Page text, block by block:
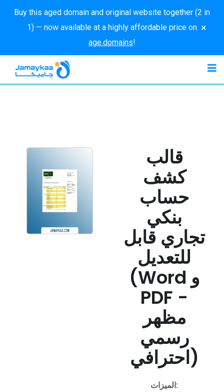
Buy this aged domain and original website together (2 in
1) — now available at a highly affordable price on
age.domains!
×
قالب
كشف
حساب
بنكي
تجاري قابل
للتعديل
(Word و
PDF -
مظهر
رسمي
احترافي)
الميزات: